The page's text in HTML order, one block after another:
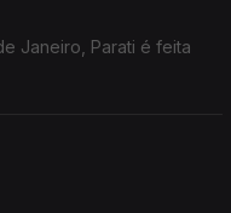
Janeiro, Parati é feita